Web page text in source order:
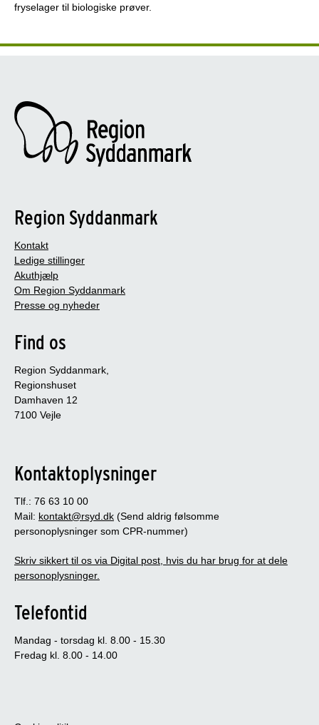
fryselager til biologiske prøver.
Region Syddanmark
Kontakt
Ledige stillinger
Akuthjælp
Om Region Syddanmark
Presse og nyheder
Find os
Region Syddanmark,
Regionshuset
Damhaven 12
7100 Vejle
Kontaktoplysninger
Tlf.: 76 63 10 00
Mail: kontakt@rsyd.dk (Send aldrig følsomme
personoplysninger som CPR-nummer)
Skriv sikkert til os via Digital post, hvis du har brug for at dele
personoplysninger.
Telefontid
Mandag - torsdag kl. 8.00 - 15.30
Fredag kl. 8.00 - 14.00